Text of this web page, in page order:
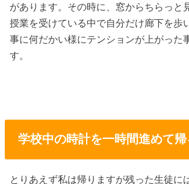
があります。その時に、窓からちらっと
授業を受けている中で自分だけ廊下を歩
事に何だかい様にテンションが上がった
す。
学校中の時計を一時間進めて帰
とりあえず私は帰りますが残った生徒に